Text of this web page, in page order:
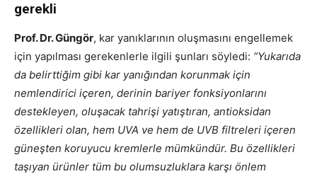
gerekli
Prof. Dr. Güngör, kar yanıklarının oluşmasını engellemek
için yapılması gerekenlerle ilgili şunları söyledi: “Yukarıda
da belirttiğim gibi kar yanığından korunmak için
nemlendirici içeren, derinin bariyer fonksiyonlarını
destekleyen, oluşacak tahrişi yatıştıran, antioksidan
özellikleri olan, hem UVA ve hem de UVB filtreleri içeren
güneşten koruyucu kremlerle mümkündür. Bu özellikleri
taşıyan ürünler tüm bu olumsuzluklara karşı önlem